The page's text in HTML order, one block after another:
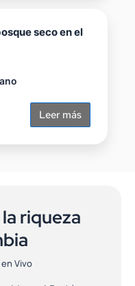
seco en el
Leer más
riqueza
Vivo